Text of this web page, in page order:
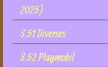
2025)
S.51 Diverses
S.52 Playmobil